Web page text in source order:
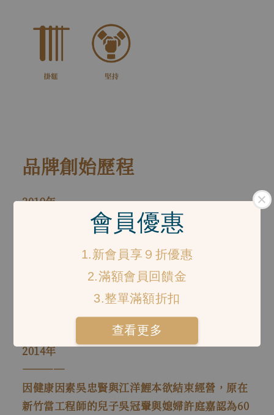
會員優惠
1.新會員享９折優惠
2.滿額會員回饋金
3.整單滿額折扣
查看更多
品牌創始歷程
2019年
長安製麵於屏東縣職人町青創園區開設第一家餐
服門市，與屏東在地設計團隊「拾五設計」規劃
餐服空間，希望能藉此永續屏東日曬掛麵傳統與
振興中華麵點飲食文化。
2014年
――――
因健康因素吳忠賢與江洋鯉本欲結束經營，原在
新竹當工程師的兒子吳冠翬與媳婦許庭嘉認為60